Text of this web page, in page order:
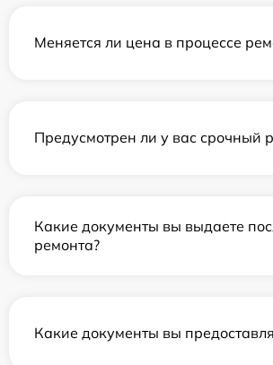
Меняется ли цена в процессе
Предусмотрен ли у вас срочный
Какие документы вы выдаете
ремонта?
Какие документы вы